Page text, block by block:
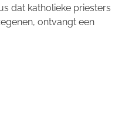
dat katholieke priesters
ontvangt een